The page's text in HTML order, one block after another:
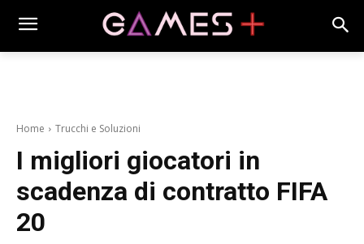
Home Trucchi e Soluzioni
I migliori giocatori in
scadenza di contratto FIFA
20